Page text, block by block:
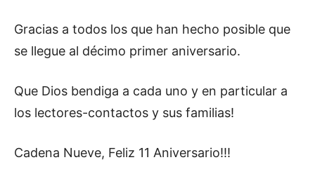
Gracias a todos los que han hecho posible que
se llegue al décimo primer aniversario.
Que Dios bendiga a cada uno y en particular a
los lectores-contactos y sus familias!
Cadena Nueve, Feliz 11 Aniversario!!!